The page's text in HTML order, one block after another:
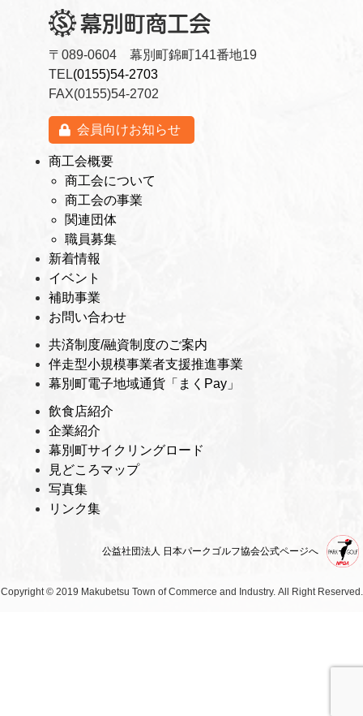
〒089-0604 幕別町錦町141番地19
TEL(0155)54-2703
FAX(0155)54-2702
会員向けお知らせ
商工会概要
商工会について
商工会の事業
関連団体
職員募集
新着情報
イベント
補助事業
お問い合わせ
共済制度/融資制度のご案内
伴走型小規模事業者支援推進事業
幕別町電子地域通貨「まくPay」
飲食店紹介
企業紹介
幕別町サイクリングロード
見どころマップ
写真集
リンク集
公益社団法人 日本パークゴルフ協会公式ページへ
Copyright © 2019 Makubetsu Town of Commerce and Industry. All Right Reserved.